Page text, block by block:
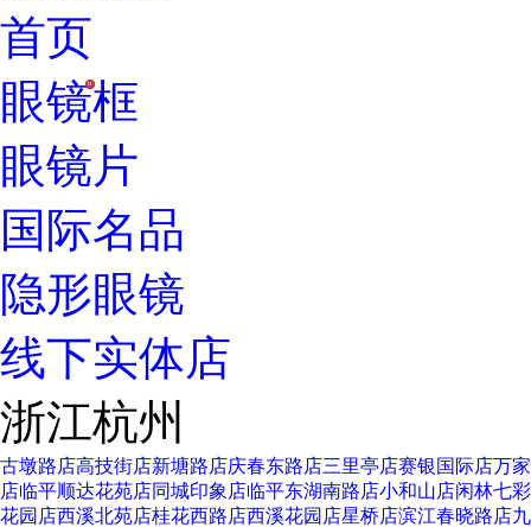
首页
H
眼镜框
眼镜片
国际名品
隐形眼镜
线下实体店
浙江杭州
古墩路店高技街店新塘路店庆春东路店三里亭店赛银国际店万
店临平顺达花苑店同城印象店临平东湖南路店小和山店闲林七
花园店西溪北苑店桂花西路店西溪花园店星桥店滨江春晓路店